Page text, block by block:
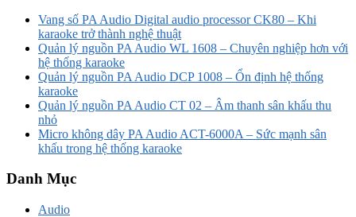
Vang số PA Audio Digital audio processor CK80 – Khi
karaoke trở thành nghệ thuật
Quản lý nguồn PA Audio WL 1608 – Chuyên nghiệp hơn với
hệ thống karaoke
Quản lý nguồn PA Audio DCP 1008 – Ổn định hệ thống
karaoke
Quản lý nguồn PA Audio CT 02 – Âm thanh sân khấu thu
nhỏ
Micro không dây PA Audio ACT-6000A – Sức mạnh sân
khấu trong hệ thống karaoke
Danh Mục
Audio